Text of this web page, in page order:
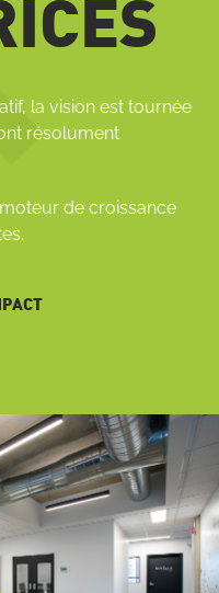
la vision est tournée
résolument
de croissance